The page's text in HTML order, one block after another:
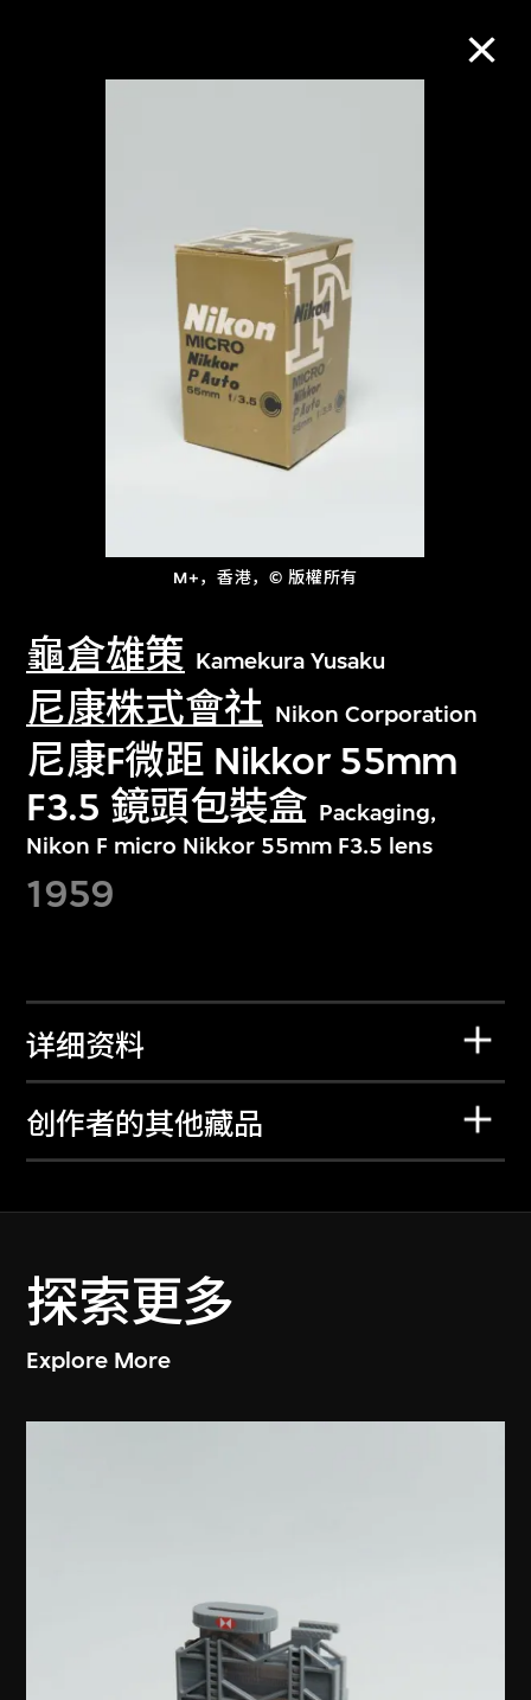
M+，香港，© 版權所有
龜倉雄策 Kamekura Yusaku
尼康株式會社 Nikon Corporation
尼康F微距 Nikkor 55mm
F3.5 鏡頭包裝盒 Packaging,
Nikon F micro Nikkor 55mm F3.5 lens
1959
详细资料
创作者的其他藏品
探索更多
Explore More
关于M+藏品
探索世界顶级的二十及二十一世纪视觉